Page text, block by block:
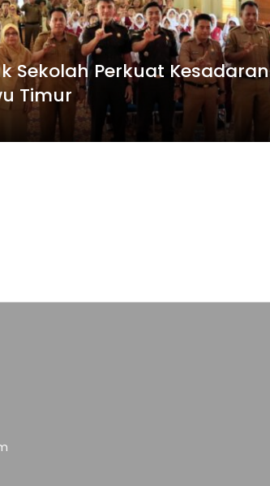
Sekolah Perkuat Kesadaran
Timur